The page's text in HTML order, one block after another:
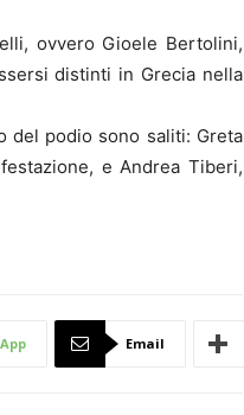
ovvero Gioele Bertolini,
distinti in Grecia nella
del podio sono saliti: Greta
e Andrea Tiberi,
Email